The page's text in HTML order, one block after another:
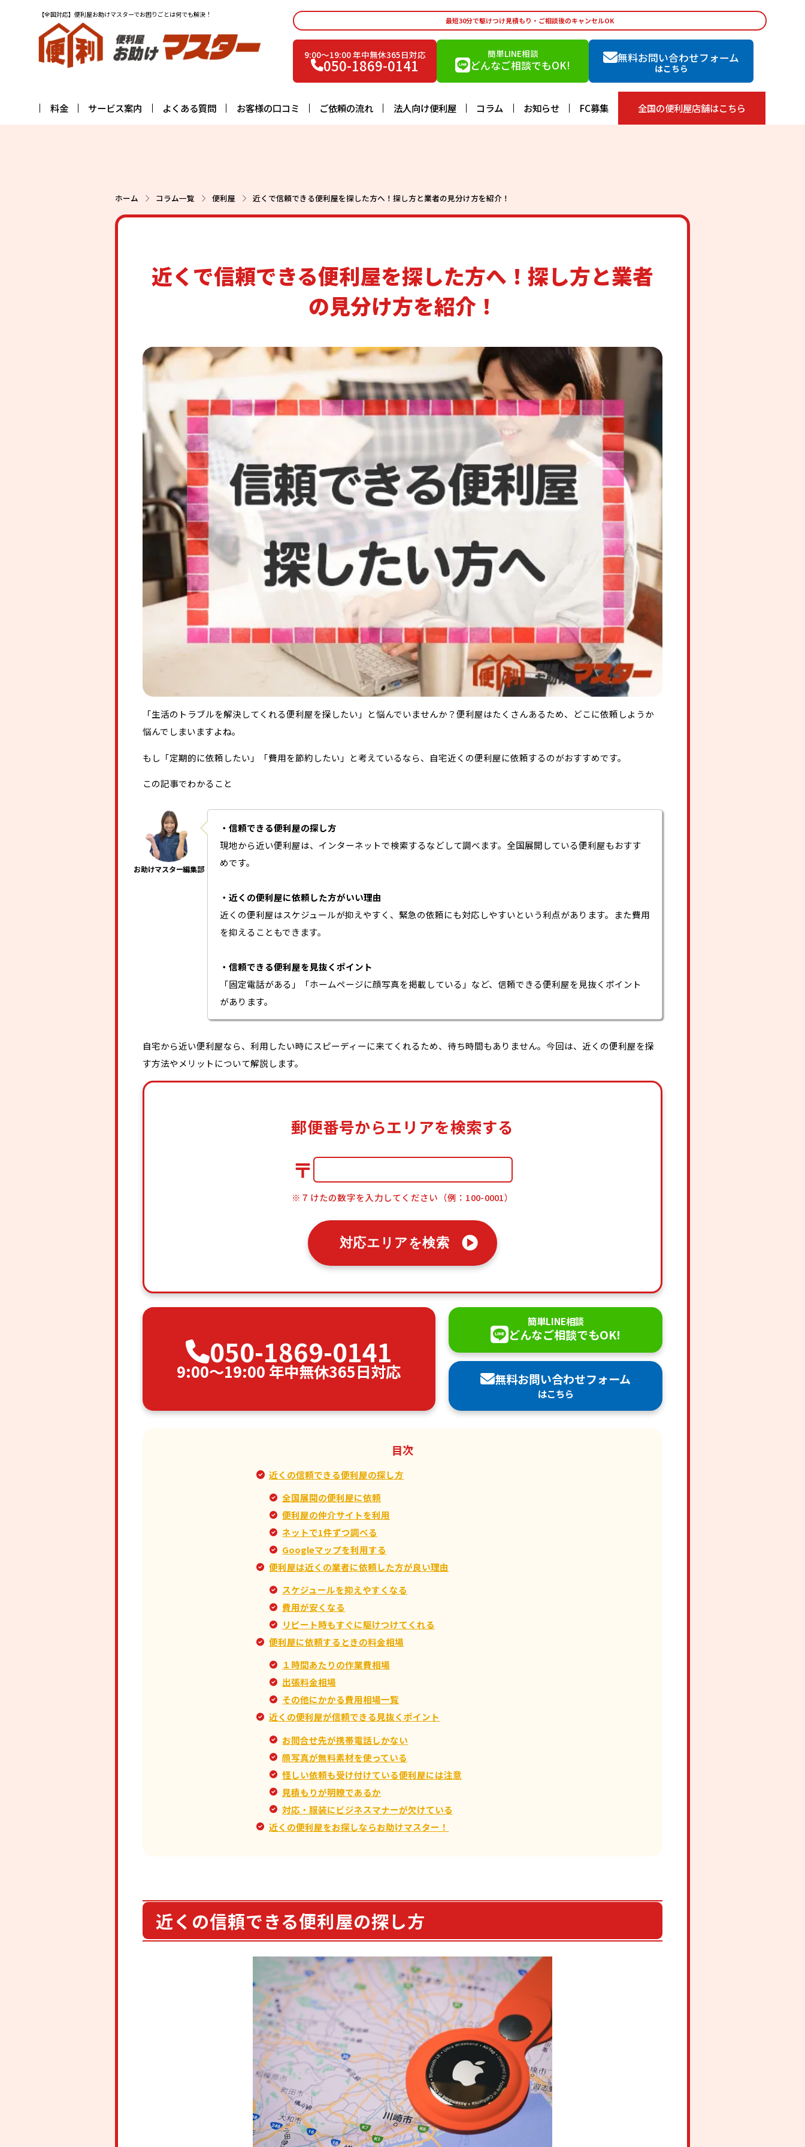
【全国対応】便利屋お助けマスターでお困りごとは何でも解決！
最短30分で駆けつけ見積もり・ご相談後のキャンセルOK
9:00〜19:00 年中無休365日対応
050-1869-0141
簡単LINE相談
どんなご相談でもOK!
無料お問い合わせフォーム
はこちら
料金 サービス案内 よくある質問 お客様の口コミ ご依頼の流れ 法人向け便利屋 コラム お知らせ FC募集 全国の便利屋店舗はこちら
ホーム コラム一覧 便利屋 近くで信頼できる便利屋を探した方へ！探し方と業者の見分け方を紹介！
近くで信頼できる便利屋を探した方へ！探し方と業者
の見分け方を紹介！
「生活のトラブルを解決してくれる便利屋を探したい」と悩んでいませんか？便利屋はたくさんあるため、どこに依頼しようか
悩んでしまいますよね。
もし「定期的に依頼したい」「費用を節約したい」と考えているなら、自宅近くの便利屋に依頼するのがおすすめです。
この記事でわかること
・信頼できる便利屋の探し方
現地から近い便利屋は、インターネットで検索するなどして調べます。全国展開している便利屋もおすす
めです。
・近くの便利屋に依頼した方がいい理由
近くの便利屋はスケジュールが抑えやすく、緊急の依頼にも対応しやすいという利点があります。また費用
を抑えることもできます。
・信頼できる便利屋を見抜くポイント
「固定電話がある」「ホームページに顔写真を掲載している」など、信頼できる便利屋を見抜くポイント
があります。
自宅から近い便利屋なら、利用したい時にスピーディーに来てくれるため、待ち時間もありません。今回は、近くの便利屋を探
す方法やメリットについて解説します。
郵便番号からエリアを検索する
〒
※７けたの数字を入力してください（例：100-0001）
対応エリアを検索
050-1869-0141
9:00〜19:00 年中無休365日対応
簡単LINE相談
どんなご相談でもOK!
無料お問い合わせフォーム
はこちら
目次
近くの信頼できる便利屋の探し方
全国展開の便利屋に依頼
便利屋の仲介サイトを利用
ネットで1件ずつ調べる
Googleマップを利用する
便利屋は近くの業者に依頼した方が良い理由
スケジュールを抑えやすくなる
費用が安くなる
リピート時もすぐに駆けつけてくれる
便利屋に依頼するときの料金相場
１時間あたりの作業費相場
出張料金相場
その他にかかる費用相場一覧
近くの便利屋が信頼できる見抜くポイント
お問合せ先が携帯電話しかない
顔写真が無料素材を使っている
怪しい依頼も受け付けている便利屋には注意
見積もりが明瞭であるか
対応・服装にビジネスマナーが欠けている
近くの便利屋をお探しならお助けマスター！
近くの信頼できる便利屋の探し方